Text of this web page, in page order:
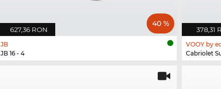
627,36 RON
40 %
JB
JB 16 - 4
378,31
VOOY by
Cabriolet